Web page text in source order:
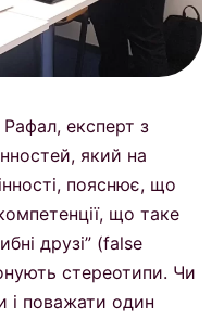
експерт з
який на
пояснює, що
що таке
друзі” (false
стереотипи. Чи
і поважати один